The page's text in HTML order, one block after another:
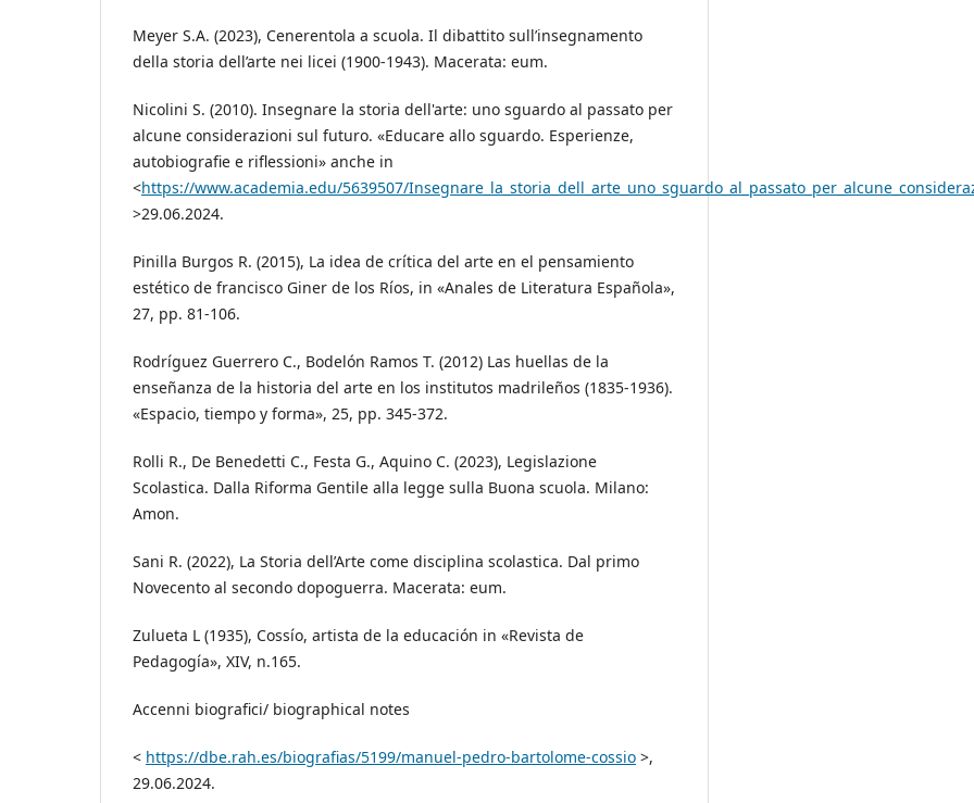
Meyer S.A. (2023), Cenerentola a scuola. Il dibattito sull’insegnamento
della storia dell’arte nei licei (1900-1943). Macerata: eum.
Nicolini S. (2010). Insegnare la storia dell'arte: uno sguardo al passato per
alcune considerazioni sul futuro. «Educare allo sguardo. Esperienze,
autobiografie e riflessioni» anche in
<https://www.academia.edu/5639507/
>29.06.2024.
Pinilla Burgos R. (2015), La idea de crítica del arte en el pensamiento
estético de francisco Giner de los Ríos, in «Anales de Literatura Española»,
27, pp. 81-106.
Rodríguez Guerrero C., Bodelón Ramos T. (2012) Las huellas de la
enseñanza de la historia del arte en los institutos madrileños (1835-1936).
«Espacio, tiempo y forma», 25, pp. 345-372.
Rolli R., De Benedetti C., Festa G., Aquino C. (2023), Legislazione
Scolastica. Dalla Riforma Gentile alla legge sulla Buona scuola. Milano:
Amon.
Sani R. (2022), La Storia dell’Arte come disciplina scolastica. Dal primo
Novecento al secondo dopoguerra. Macerata: eum.
Zulueta L (1935), Cossío, artista de la educación in «Revista de
Pedagogía», XIV, n.165.
Accenni biografici/ biographical notes
< https://dbe.rah.es/biografias/5199/manuel-pedro-bartolome-cossio >,
29.06.2024.